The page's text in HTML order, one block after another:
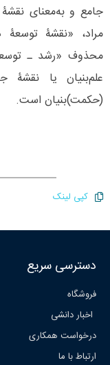
جامع و به‌معنای
مراد، «نقشۀ
محذوف «رشد ـ
علم‌بنیان یا
(حکمت)بنیان است.
کپی لینک
دسترسی سریع
فروشگاه
اخبار دانشی
درخواست همکاری
ارتباط با ما